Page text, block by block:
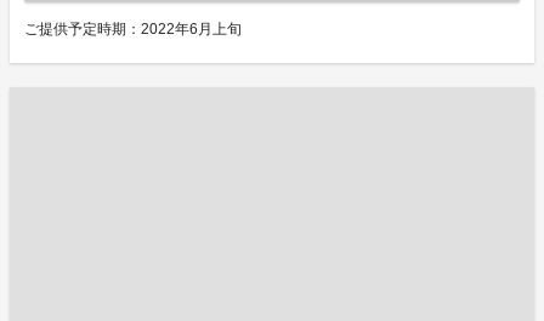
ご提供予定時期：2022年6月上旬